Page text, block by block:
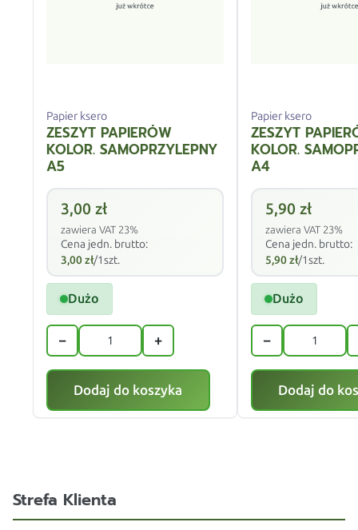
Papier ksero
ZESZYT PAPIERÓW
KOLOR. SAMOPRZYLEPNY
A5
3,00 zł
zawiera VAT 23%
Cena jedn. brutto:
3,00zł/1szt.
Dużo
− +
Dodaj do koszyka
Papier ksero
ZESZYT
KOLOR.
A4
5,90 zł
zawiera VAT 23%
Cena jedn. brutto:
5,90zł/1szt.
Dużo
−
Dodaj do
Strefa Klienta